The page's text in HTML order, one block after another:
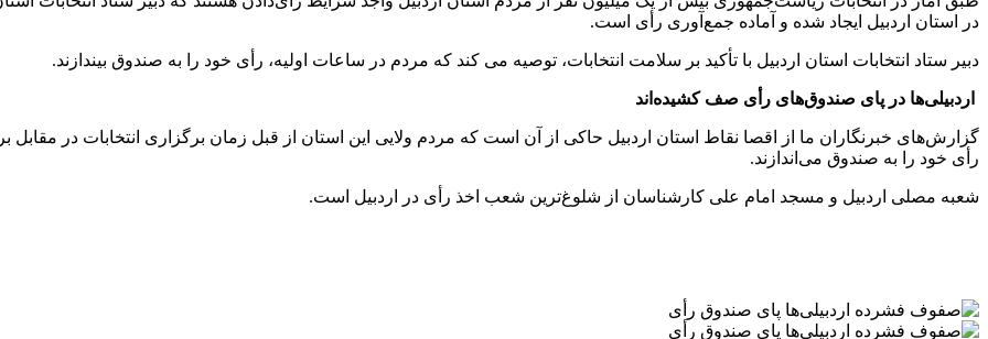
در استان اردبیل ایجاد شده و آماده جمع‌آوری رأی است.
دبیر ستاد انتخابات استان اردبیل با تأکید بر سلامت انتخابات، توصیه می کند که مردم در ساعات اولیه، رأی خود را به صندوق بیندازند.
اردبیلی‌ها در پای صندوق‌های رأی صف کشیده‌اند
گزارش‌های خبرنگاران ما از اقصا نقاط استان اردبیل حاکی از آن است که مردم ولایی این استان از قبل زمان برگزاری انتخابات در مقابل
رأی خود را به صندوق می‌اندازند.
شعبه مصلی اردبیل و مسجد امام علی کارشناسان از شلوغ‌ترین شعب اخذ رأی در اردبیل است.